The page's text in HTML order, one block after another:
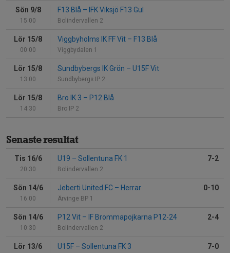
Sön 9/8
15:00
F13 Blå – IFK Viksjö F13 Gul
Bolindervallen 2
Lör 15/8
00:00
Viggbyholms IK FF Vit – F13 Blå
Viggbydalen 1
Lör 15/8
13:00
Sundbybergs IK Grön – U15F Vit
Sundbybergs IP 2
Lör 15/8
14:30
Bro IK 3 – P12 Blå
Bro IP 2
Senaste resultat
Tis 16/6
20:30
U19 – Sollentuna FK 1
Bolindervallen 2
7-2
Sön 14/6
16:00
Jeberti United FC – Herrar
Ärvinge BP 1
0-10
Sön 14/6
10:30
P12 Vit – IF Brommapojkarna P12-24
Bolindervallen 2
2-4
Lör 13/6 U15F – Sollentuna FK 3 7-0